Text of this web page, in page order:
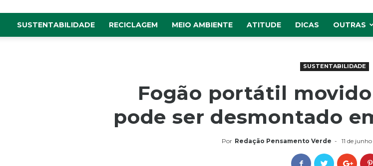
SUSTENTABILIDADE RECICLAGEM MEIO AMBIENTE ATITUDE DICAS OUTRAS
SUSTENTABILIDADE
Fogão portátil
pode ser desmontado
Por Redação Pensamento Verde - 11 de